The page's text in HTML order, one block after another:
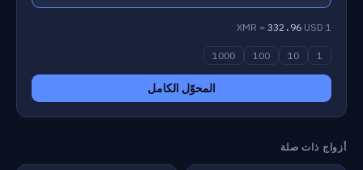
1 XMR =
332.96 USD
1
10
100
1000
المحوّل الكامل
أزواج ذات صلة